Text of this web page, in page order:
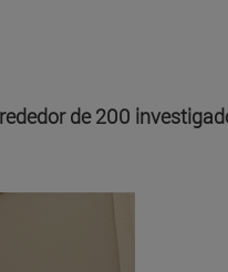
de 200